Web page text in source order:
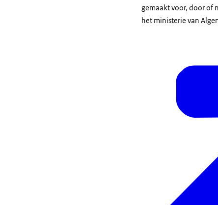
gemaakt voor, door of
het ministerie van